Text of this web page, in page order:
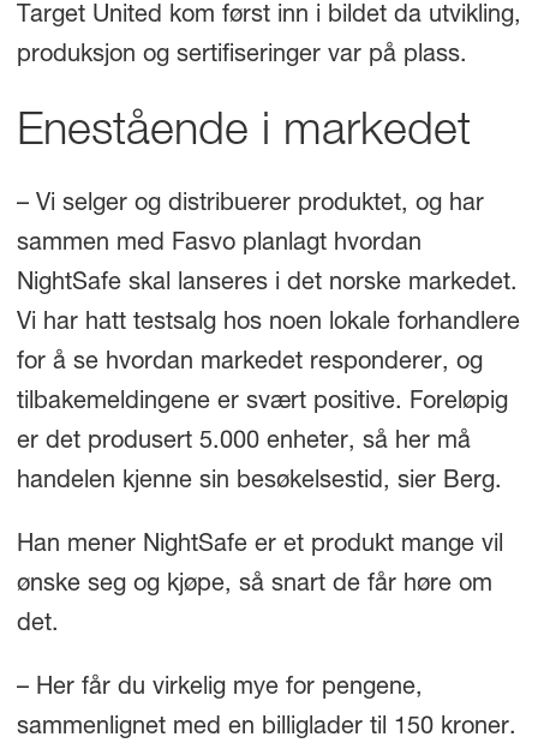
Target United kom først inn i bildet da utvikling,
produksjon og sertifiseringer var på plass.
Enestående i markedet
– Vi selger og distribuerer produktet, og har
sammen med Fasvo planlagt hvordan
NightSafe skal lanseres i det norske markedet.
Vi har hatt testsalg hos noen lokale forhandlere
for å se hvordan markedet responderer, og
tilbakemeldingene er svært positive. Foreløpig
er det produsert 5.000 enheter, så her må
handelen kjenne sin besøkelsestid, sier Berg.
Han mener NightSafe er et produkt mange vil
ønske seg og kjøpe, så snart de får høre om
det.
– Her får du virkelig mye for pengene,
sammenlignet med en billiglader til 150 kroner.